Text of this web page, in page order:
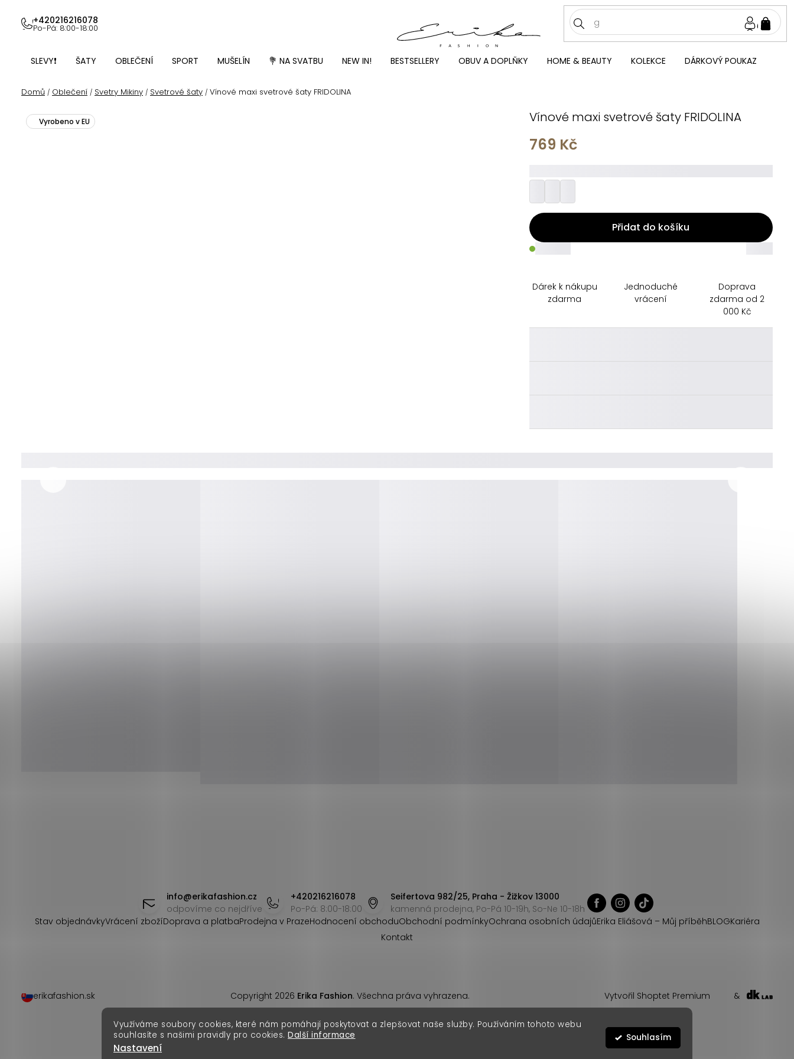
Využíváme soubory cookies, které nám pomáhají poskytovat a zlepšovat naše služby. Používáním tohoto webu
souhlasíte s našimi pravidly pro cookies. Další informace
Nastavení
Souhlasím
obsah
+420216216078
Po-Pá: 8:00-18:00
SLEVY❗ ŠATY OBLEČENÍ SPORT MUŠELÍN 💐 NA SVATBU NEW IN! BESTSELLERY OBUV A DOPLŇKY HOME & BEAUTY KOLEKCE DÁRKOVÝ POUKAZ
Domů / Oblečení / Svetry Mikiny / Svetrové šaty / Vínové maxi svetrové šaty FRIDOLINA
Vínové maxi svetrové šaty FRIDOLINA
Vyrobeno v EU
769 Kč
Přidat do košíku
_____
Dárek k nákupu
zdarma
Jednoduché
vrácení
Doprava
zdarma od 2
000 Kč
info@erikafashion.cz
odpovíme co nejdříve
+420216216078
Po-Pá: 8:00-18:00
Seifertova 982/25, Praha - Žižkov 13000
kamenná prodejna, Po-Pá 10-19h, So-Ne 10-18h
Stav objednávkyVrácení zbožíDoprava a platbaProdejna v PrazeHodnocení obchoduObchodní podmínkyOchrana osobních údajůErika Eliášová – Můj příběhBLOGKariéra
Kontakt
Vytvořil Shoptet Premium &
Copyright 2026 Erika Fashion. Všechna práva vyhrazena.
erikafashion.sk